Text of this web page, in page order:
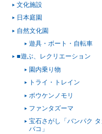
文化施設
日本庭園
自然文化園
遊具・ボート・自転車
■遊ぶ、レクリエーション
園内乗り物
トライ・トレイン
ボウケンノモリ
ファンタズーマ
宝石さがし「バンパク
バコ」